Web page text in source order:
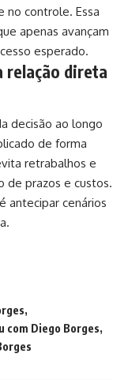
no controle. Essa
apenas avançam
esperado.
relação direta
decisão ao longo
de forma
retrabalhos e
de prazos e custos.
antecipar cenários
com Diego Borges